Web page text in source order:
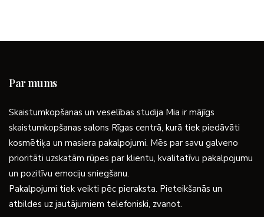
Par mums
Skaistumkopšanas un veselības studija Mia ir mājīgs
skaistumkopšanas salons Rīgas centrā, kurā tiek piedāvāti
kosmētiķa un masiera pakalpojumi. Mēs par savu galveno
prioritāti uzskatām rūpes par klientu, kvalitatīvu pakalpojumu
un pozitīvu emociju sniegšanu.
Pakalpojumi tiek veikti pēc pieraksta. Pieteikšanās un
atbildes uz jautājumiem telefoniski, zvanot.